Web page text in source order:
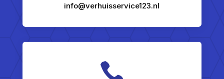
info@verhuisservice123.nl
